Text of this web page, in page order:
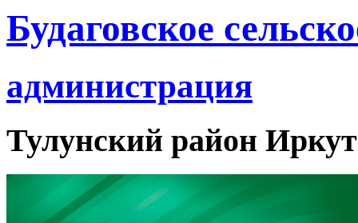
Будаговское
администрация
Тулунский район